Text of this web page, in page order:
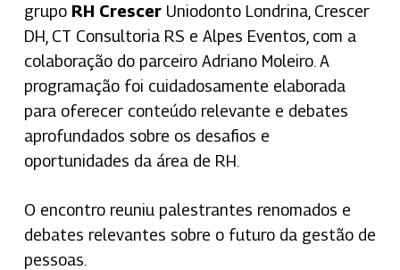
grupo RH Crescer Uniodonto Londrina, Crescer
DH, CT Consultoria RS e Alpes Eventos, com a
colaboração do parceiro Adriano Moleiro. A
programação foi cuidadosamente elaborada
para oferecer conteúdo relevante e debates
aprofundados sobre os desafios e
oportunidades da área de RH.
O encontro reuniu palestrantes renomados e
debates relevantes sobre o futuro da gestão de
pessoas.